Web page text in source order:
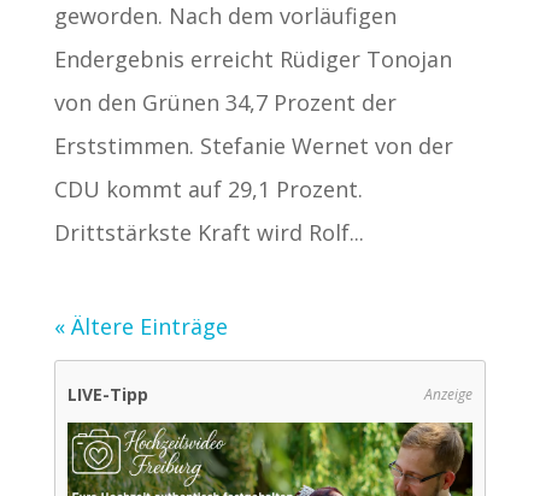
geworden. Nach dem vorläufigen
Endergebnis erreicht Rüdiger Tonojan
von den Grünen 34,7 Prozent der
Erststimmen. Stefanie Wernet von der
CDU kommt auf 29,1 Prozent.
Drittstärkste Kraft wird Rolf...
« Ältere Einträge
LIVE-Tipp Anzeige